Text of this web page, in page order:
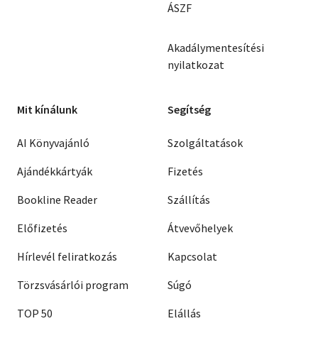
ÁSZF
Akadálymentesítési
nyilatkozat
Mit kínálunk
AI Könyvajánló
Ajándékkártyák
Bookline Reader
Előfizetés
Hírlevél feliratkozás
Törzsvásárlói program
TOP 50
Segítség
Szolgáltatások
Fizetés
Szállítás
Átvevőhelyek
Kapcsolat
Súgó
Elállás